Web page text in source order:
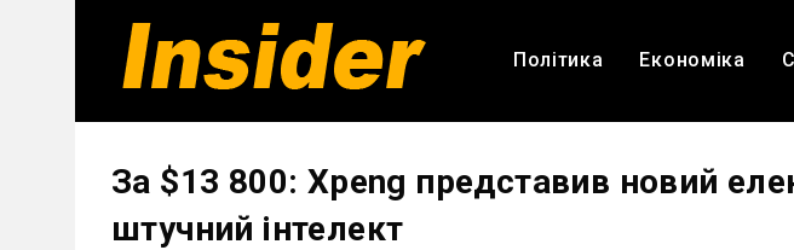
Політика Економіка
За $13 800: Xpeng представив новий
штучний інтелект